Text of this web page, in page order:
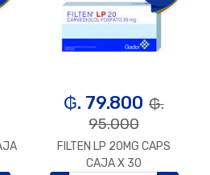
₲. 79.800 ₲.
95.000
FILTEN LP 20MG CAPS
CAJA X 30